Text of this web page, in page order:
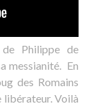
de Philippe de
messianité. En
des Romains
libérateur. Voilà